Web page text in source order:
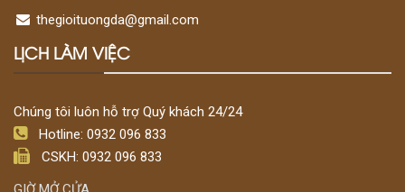
thegioituongda@gmail.com
LỊCH LÀM VIỆC
Chúng tôi luôn hỗ trợ Quý khách 24/24
Hotline: 0932 096 833
CSKH: 0932 096 833